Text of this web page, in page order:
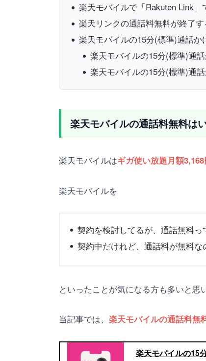
楽天モバイルで「Rakuten Link
楽天リンクの通話料無料が終了
楽天モバイルの15分(標準)通話
楽天モバイルの15分(標準)通
楽天モバイルの15分(標準)通
楽天モバイルの通話料無料は
楽天モバイルはギガ使い放題月額
楽天モバイルを
契約を検討してるが、通話無料
契約中だけれど、通話料が無料
といったことが気になる方も多いと思
当記事では、 楽天モバイルの通話料無
楽天モバイルの15